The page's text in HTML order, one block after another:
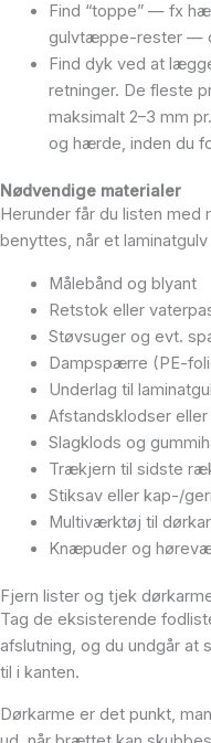
Find “toppe” — fx
gulvtæppe-rester —
Find dyk ved at
retninger. De fleste
maksimalt 2–3 mm
og hærde, inden du
Nødvendige materialer
Herunder får du listen
benyttes, når et
Målebånd og blyant
Retstok eller
Støvsuger og evt.
Dampspærre (PE-
Underlag til
Afstandsklodser
Slagklods og
Trækjern til sidste
Stiksav eller kap-/
Multiværktøj til
Knæpuder og
Fjern lister og tjek
Tag de eksisterende
afslutning, og du undgår
til i kanten.
Dørkarme er det punkt,